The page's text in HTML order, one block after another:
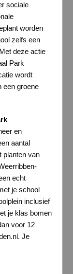
sociale
worden
zelfs een
deze actie
Park
wordt
een groene
en
aantal
planten van
echt
je school
inclusief
je klas bomen
voor 12
Je